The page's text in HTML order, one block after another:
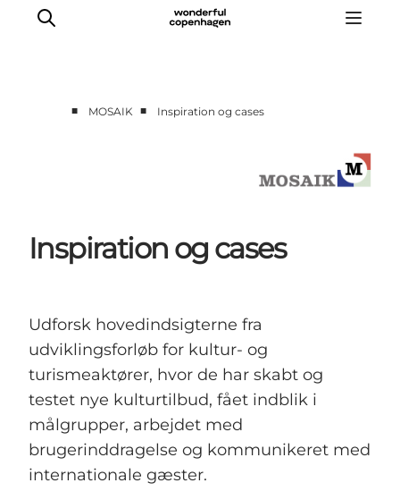
Podcast
■ MOSAIK ■ Inspiration og cases
Inspiration og cases
Udforsk hovedindsigterne fra
udviklingsforløb for kultur- og
turismeaktører, hvor de har skabt og
testet nye kulturtilbud, fået indblik i
målgrupper, arbejdet med
brugerinddragelse og kommunikeret med
internationale gæster.